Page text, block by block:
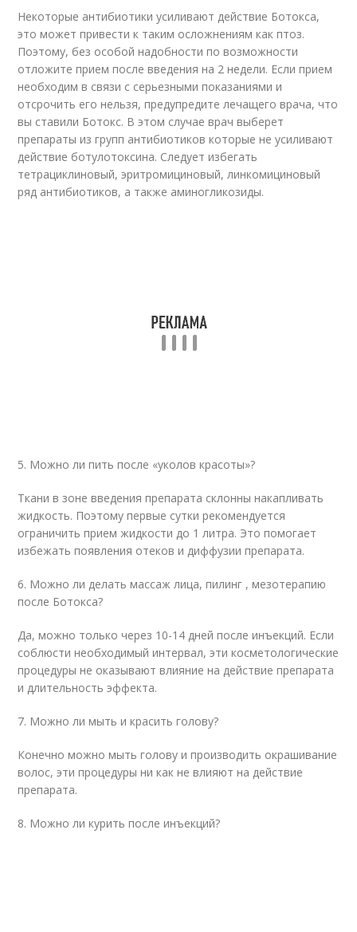
Некоторые антибиотики усиливают действие Ботокса,
это может привести к таким осложнениям как птоз.
Поэтому, без особой надобности по возможности
отложите прием после введения на 2 недели. Если прием
необходим в связи с серьезными показаниями и
отсрочить его нельзя, предупредите лечащего врача, что
вы ставили Ботокс. В этом случае врач выберет
препараты из групп антибиотиков которые не усиливают
действие ботулотоксина. Следует избегать
тетрациклиновый, эритромициновый, линкомициновый
ряд антибиотиков, а также аминогликозиды.
5. Можно ли пить после «уколов красоты»?
Ткани в зоне введения препарата склонны накапливать
жидкость. Поэтому первые сутки рекомендуется
ограничить прием жидкости до 1 литра. Это помогает
избежать появления отеков и диффузии препарата.
6. Можно ли делать массаж лица, пилинг , мезотерапию
после Ботокса?
Да, можно только через 10-14 дней после инъекций. Если
соблюсти необходимый интервал, эти косметологические
процедуры не оказывают влияние на действие препарата
и длительность эффекта.
7. Можно ли мыть и красить голову?
Конечно можно мыть голову и производить окрашивание
волос, эти процедуры ни как не влияют на действие
препарата.
8. Можно ли курить после инъекций?